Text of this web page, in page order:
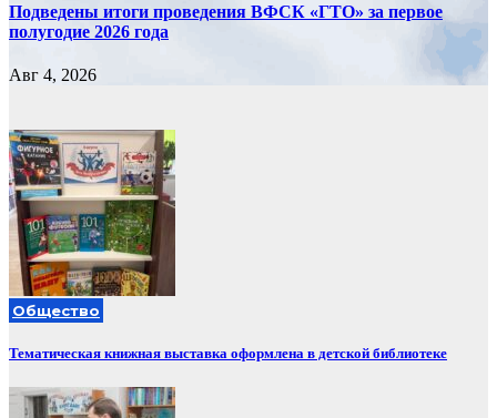
Подведены итоги проведения ВФСК «ГТО» за первое
полугодие 2026 года
Авг 4, 2026
Общество
Тематическая книжная выставка оформлена в детской библиотеке